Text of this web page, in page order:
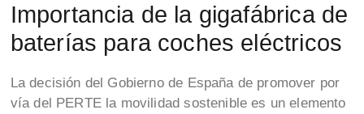
Importancia de la gigafábrica de
baterías para coches eléctricos
La decisión del Gobierno de España de promover por
vía del PERTE la movilidad sostenible es un elemento